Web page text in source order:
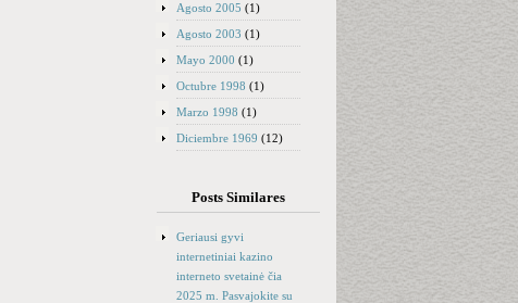
Agosto 2005 (1)
Agosto 2003 (1)
Mayo 2000 (1)
Octubre 1998 (1)
Marzo 1998 (1)
Diciembre 1969 (12)
Posts Similares
Geriausi gyvi
internetiniai kazino
interneto svetainė čia
2025 m. Pasvajokite su